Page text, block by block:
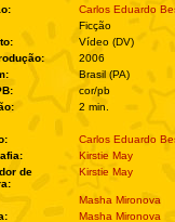
Carlos Eduardo
Ficção
Vídeo (DV)
2006
Brasil (PA)
cor/pb
2 min.
Carlos Eduardo
Kirstie May
de
Kirstie May
Masha Mironova
Masha Mironova